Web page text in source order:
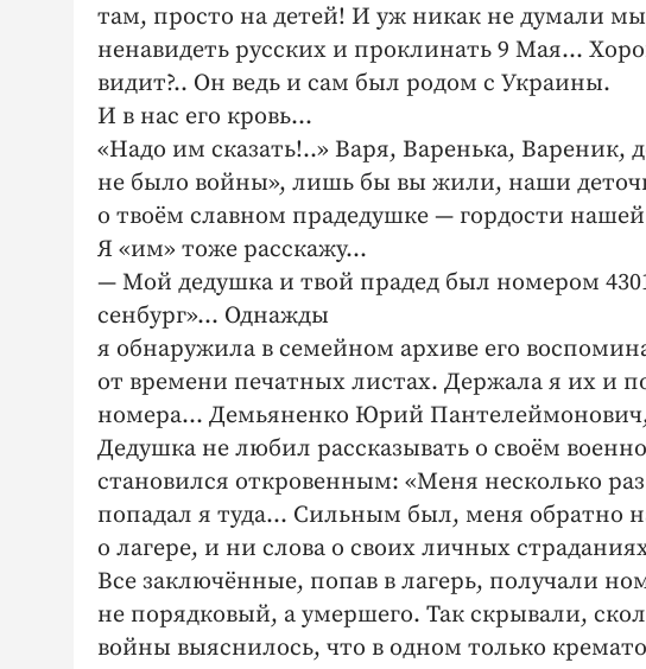
там, просто на детей! И уж никак не думали
ненавидеть русских и проклинать 9 Мая…
видит?.. Он ведь и сам был родом с Украины.
И в нас его кровь…
«Надо им сказать!..» Варя, Варенька, Вареник,
не было войны», лишь бы вы жили, наши
о твоём славном прадедушке — гордости
Я «им» тоже расскажу…
— Мой дедушка и твой прадед был номером
сенбург»… Однажды
я обнаружила в семейном архиве его
от времени печатных листах. Держала я их и
номера… Демьяненко Юрий
Дедушка не любил рассказывать о своём
становился откровенным: «Меня несколько
попадал я туда… Сильным был, меня обратно
о лагере, и ни слова о своих личных
Все заключённые, попав в лагерь, получали
не порядковый, а умершего. Так скрывали,
войны выяснилось, что в одном только